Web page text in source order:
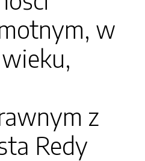
w
z
Redy